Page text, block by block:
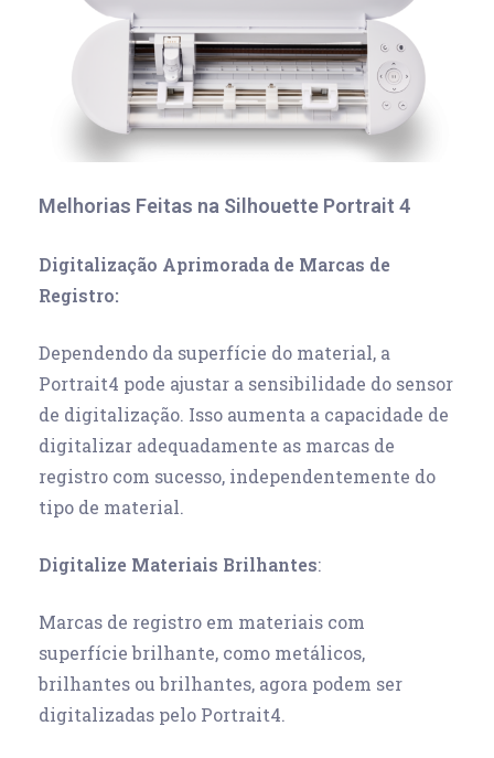
Melhorias Feitas na Silhouette Portrait 4
Digitalização Aprimorada de Marcas de
Registro:
Dependendo da superfície do material, a
Portrait4 pode ajustar a sensibilidade do sensor
de digitalização. Isso aumenta a capacidade de
digitalizar adequadamente as marcas de
registro com sucesso, independentemente do
tipo de material.
Digitalize Materiais Brilhantes:
Marcas de registro em materiais com
superfície brilhante, como metálicos,
brilhantes ou brilhantes, agora podem ser
digitalizadas pelo Portrait4.